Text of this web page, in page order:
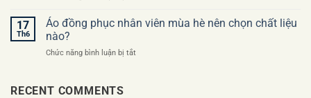
kiện
nên
kế
phục
17
Th6
Áo đồng phục nhân viên mùa hè nên chọn chất liệu
nào?
Chức năng bình luận bị tắt
RECENT COMMENTS